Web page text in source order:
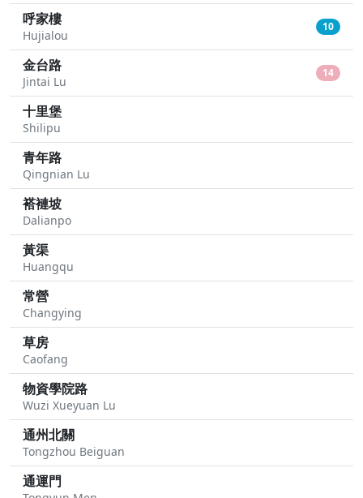
呼家樓
Hujialou
10
金台路
Jintai Lu
14
十里堡
Shilipu
青年路
Qingnian Lu
褡褳坡
Dalianpo
黃渠
Huangqu
常營
Changying
草房
Caofang
物資學院路
Wuzi Xueyuan Lu
通州北關
Tongzhou Beiguan
通運門